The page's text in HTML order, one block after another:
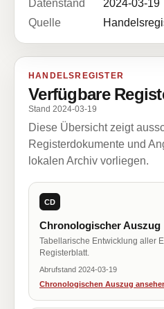
Datenstand
2024-03-19
Quelle
HANDELSREGISTER
Verfügbare
Stand 2024-03-19
Diese Übersicht zeigt
Registerdokumente und
lokalen Archiv vorliegen.
CD
Chronologischer Auszug
Tabellarische Entwicklung aller
Registerblatt.
Abrufstand 2024-03-19
Chronologischen Auszug